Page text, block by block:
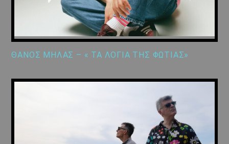
ΘΑΝΟΣ ΜΗΛΑΣ – « ΤΑ ΛΟΓΙΑ ΤΗΣ ΦΩΤΙΑΣ»